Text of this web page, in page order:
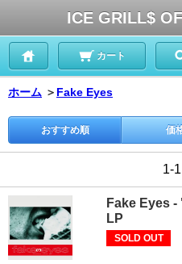
ICE GRILL$
カート
ホーム ＞ Fake Eyes
おすすめ順 価
1-
Fake Eyes
LP
SOLD OUT